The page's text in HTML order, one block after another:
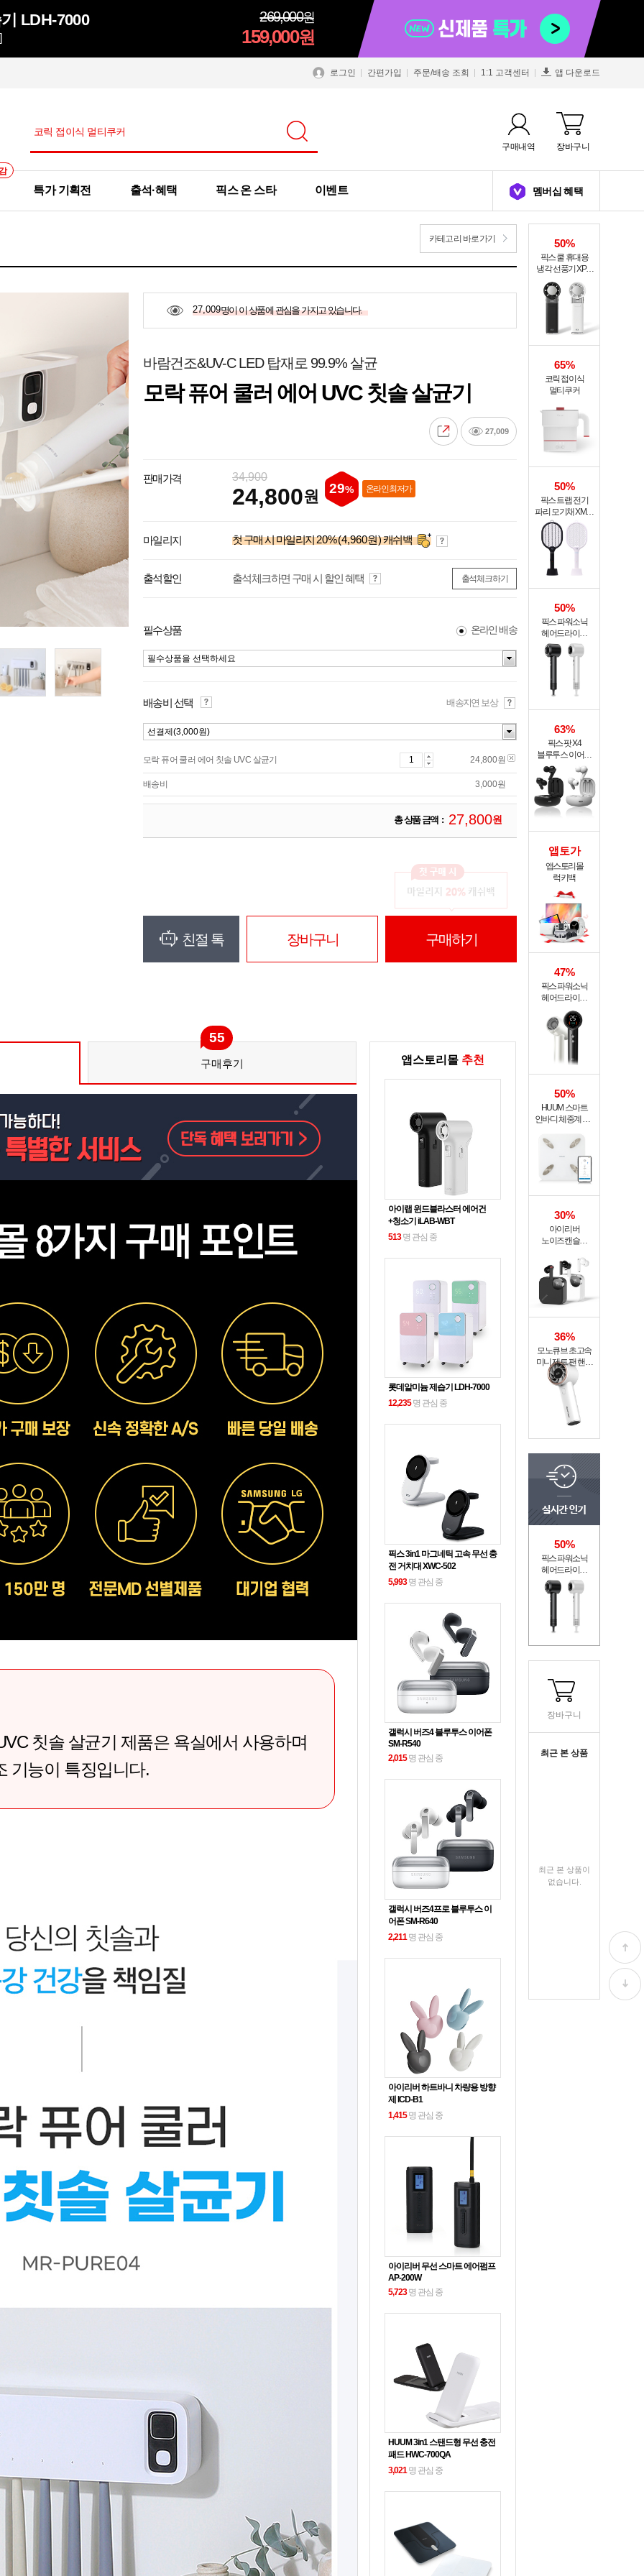
LDH-7000 269,000원
159,000원
로그인 간편가입 주문/배송 조회 1:1 고객센터 앱 다운로드
구매내역 장바구니
특가 기획전 출석·혜택 픽스 온 스타 이벤트 멤버십 혜택
카테고리 바로가기
27,009명이 이 상품에 관심을 가지고 있습니다.
바람건조&UV-C LED 탑재로 99.9% 살균
모락 퓨어 쿨러 에어 UVC 칫솔 살균기
27,009
판매가격 34,900
24,800원 29% 온라인 최저가
마일리지 첫 구매 시 마일리지20%(4,960원)캐쉬백
출석할인 출석체크하면 구매 시 할인 혜택 출석체크하기
필수상품 온라인 배송
필수상품을 선택하세요
배송지연 보상
배송비 선택
선결제(3,000원)
모락 퓨어 쿨러 에어 칫솔 UVC 살균기 24,800원
배송비 3,000원
총 상품 금액 : 27,800원
친절 톡 장바구니 구매하기
구매후기
55
칫솔 살균기 제품은 욕실에서 사용하며
기능이 특징입니다.
앱스토리몰 추천
아이랩 윈드블라스터 에어건
+청소기 iLAB-WBT
513명 관심 중
롯데알미늄 제습기 LDH-7000
12,235명 관심 중
픽스 3in1 마그네틱 고속 무선 충
전 거치대 XWC-502
5,993명 관심 중
갤럭시 버즈4 블루투스 이어폰
SM-R540
2,015명 관심 중
갤럭시 버즈4프로 블루투스 이
어폰 SM-R640
2,211 명 관심 중
아이리버 하트바니 차량용 방향
제 ICD-B1
1,415명 관심 중
아이리버 무선 스마트 에어펌프
AP-200W
5,723명 관심 중
HUUM 3in1 스탠드형 무선 충전
패드 HWC-700QA
3,021명 관심 중
50%
픽스 쿨 휴대용
냉각 선풍기 XPF-
65%
코릭 접이식
멀티쿠커
50%
픽스 트랩 전기
파리 모기채 XMR-
301
50%
픽스 파워소닉
헤어드라이기
XHS-701
63%
픽스 팟 X4
블루투스 이어폰
XWS-303
앱토가
앱스토리몰
럭키백
47%
픽스 파워소닉
헤어드라이기
XHS-702
50%
HUUM 스마트
인바디 체중계 SB-
30%
아이리버
노이즈캔슬링
무선이어폰 ITW-
ANC4
36%
모노큐브 초고속
미니 제트 팬 핸디
선풍기 TS-
25U100FAN-M
50%
픽스 파워소닉
헤어드라이기
XHS-701
장바구니
최근 본 상품
최근 본 상품이
없습니다.